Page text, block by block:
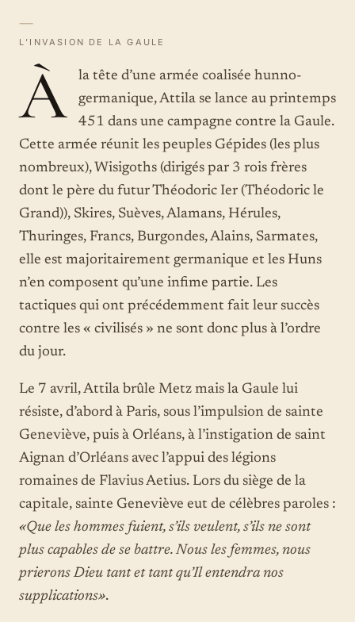
—
L’INVASION DE LA GAULE
À
la tête d’une armée coalisée hunno-
germanique, Attila se lance au printemps
451 dans une campagne contre la Gaule.
Cette armée réunit les peuples Gépides (les plus
nombreux), Wisigoths (dirigés par 3 rois frères
dont le père du futur Théodoric Ier (Théodoric le
Grand)), Skires, Suèves, Alamans, Hérules,
Thuringes, Francs, Burgondes, Alains, Sarmates,
elle est majoritairement germanique et les Huns
n’en composent qu’une infime partie. Les
tactiques qui ont précédemment fait leur succès
contre les « civilisés » ne sont donc plus à l’ordre
du jour.
Le 7 avril, Attila brûle Metz mais la Gaule lui
résiste, d’abord à Paris, sous l’impulsion de sainte
Geneviève, puis à Orléans, à l’instigation de saint
Aignan d’Orléans avec l’appui des légions
romaines de Flavius Aetius. Lors du siège de la
capitale, sainte Geneviève eut de célèbres paroles :
«Que les hommes fuient, s’ils veulent, s’ils ne sont
plus capables de se battre. Nous les femmes, nous
prierons Dieu tant et tant qu’Il entendra nos
supplications».